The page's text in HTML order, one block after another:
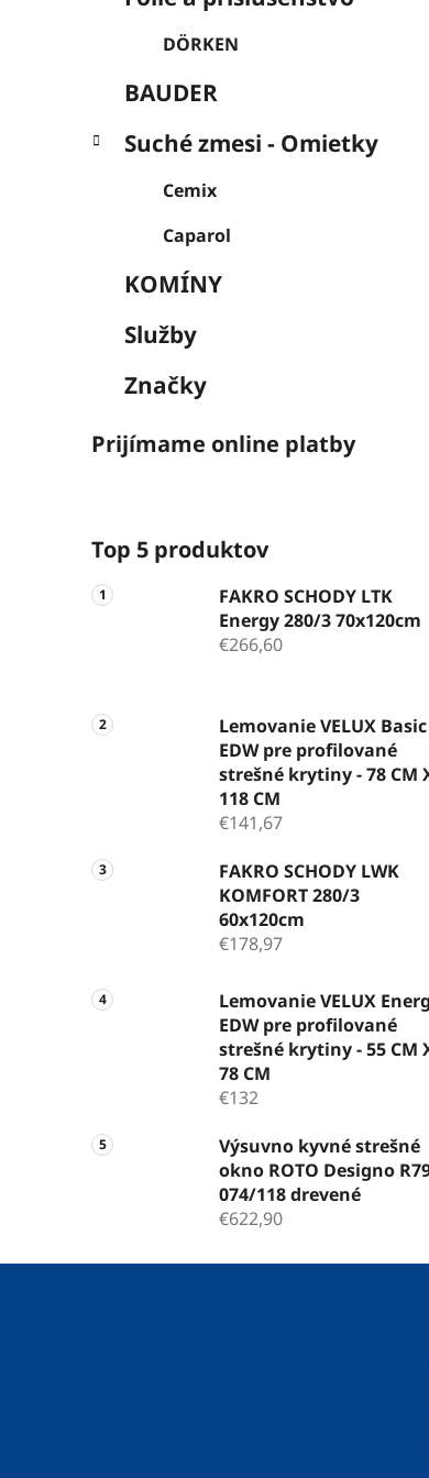
DÖRKEN
BAUDER
Suché zmesi - Omietky
Cemix
Caparol
KOMÍNY
Služby
Značky
Prijímame online platby
Top 5 produktov
FAKRO SCHODY LTK
Energy 280/3 70x120cm
€266,60
Lemovanie VELUX Basic
EDW pre profilované
strešné krytiny - 78 CM
118 CM
€141,67
FAKRO SCHODY LWK
KOMFORT 280/3
60x120cm
€178,97
Lemovanie VELUX
EDW pre profilované
strešné krytiny - 55 CM
78 CM
€132
Výsuvno kyvné strešné
okno ROTO Designo
074/118 drevené
€622,90